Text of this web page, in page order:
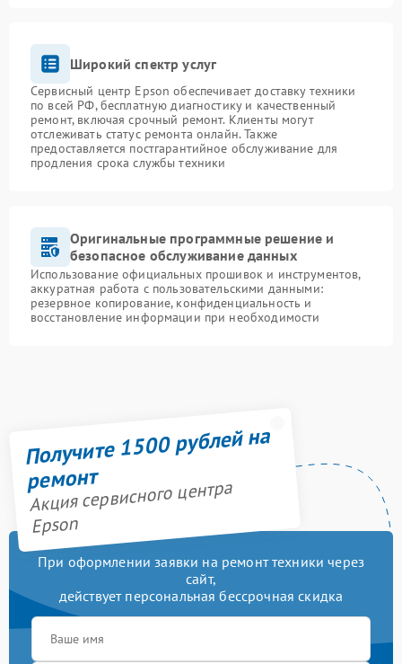
Широкий спектр услуг
Сервисный центр Epson обеспечивает доставку техники
по всей РФ, бесплатную диагностику и качественный
ремонт, включая срочный ремонт. Клиенты могут
отслеживать статус ремонта онлайн. Также
предоставляется постгарантийное обслуживание для
продления срока службы техники
Оригинальные программные решение и
безопасное обслуживание данных
Использование официальных прошивок и инструментов,
аккуратная работа с пользовательскими данными:
резервное копирование, конфиденциальность и
восстановление информации при необходимости
Получите 1500 рублей на
ремонт
Акция сервисного центра
Epson
При оформлении заявки на ремонт техники через
сайт,
действует персональная бессрочная скидка